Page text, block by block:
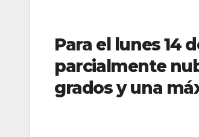
Para el lunes 14
parcialmente
grados y una